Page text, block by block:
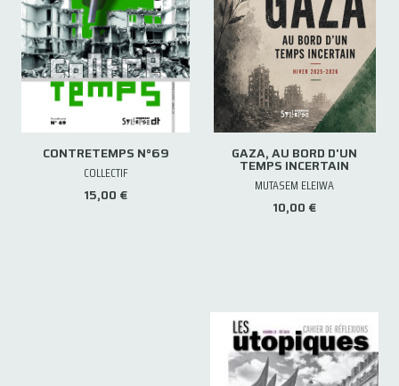
CONTRETEMPS N°69
COLLECTIF
15,00 €
GAZA, AU BORD D'UN
TEMPS INCERTAIN
MUTASEM ELEIWA
10,00 €